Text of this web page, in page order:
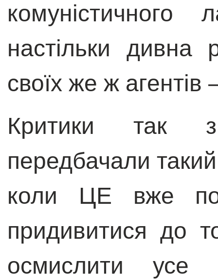
комуністичного
настільки
своїх же ж агентів
Критики так
передбачали
коли ЦЕ вже
придивитися до
осмислити усе